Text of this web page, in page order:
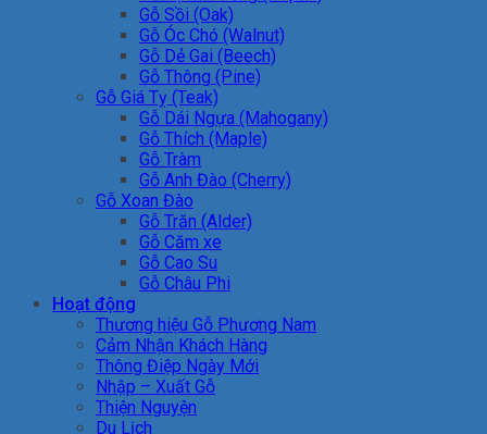
Gỗ Sồi (Oak)
Gỗ Óc Chó (Walnut)
Gỗ Dẻ Gai (Beech)
Gỗ Thông (Pine)
Gỗ Giá Tỵ (Teak)
Gỗ Dái Ngựa (Mahogany)
Gỗ Thích (Maple)
Gỗ Tràm
Gỗ Anh Đào (Cherry)
Gỗ Xoan Đào
Gỗ Trăn (Alder)
Gỗ Căm xe
Gỗ Cao Su
Gỗ Châu Phi
Hoạt động
Thương hiệu Gỗ Phương Nam
Cảm Nhận Khách Hàng
Thông Điệp Ngày Mới
Nhập – Xuất Gỗ
Thiện Nguyện
Du Lịch